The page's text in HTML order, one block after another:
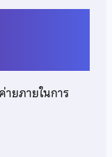
ยภายในการ